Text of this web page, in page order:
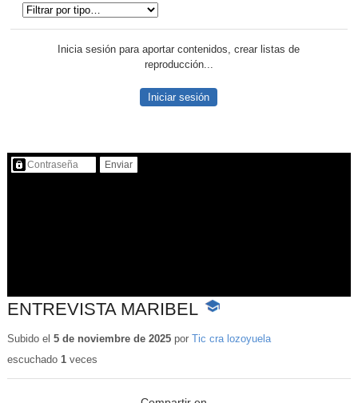
Inicia sesión para aportar contenidos, crear listas de
reproducción...
Iniciar sesión
Contenido protegido…
ENTREVISTA MARIBEL -
educativo
Subido el 5 de noviembre de 2025por Tic cra lozoyuela
escuchado 1veces